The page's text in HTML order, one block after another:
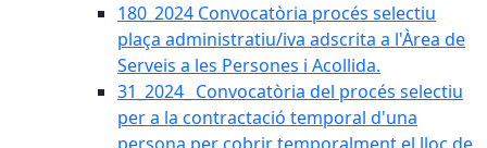
180_2024 Convocatòria procés selectiu
plaça administratiu/iva adscrita a l'Àrea de
Serveis a les Persones i Acollida.
31_2024_ Convocatòria del procés selectiu
per a la contractació temporal d'una